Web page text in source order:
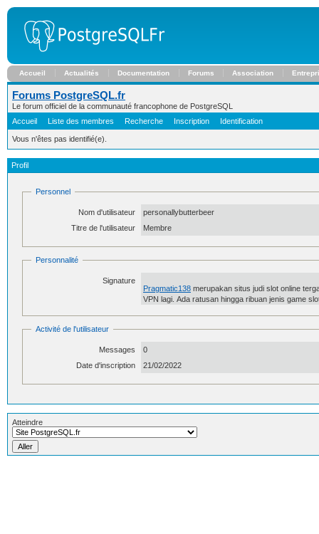
Accueil Actualités Documentation Forums Association
Forums PostgreSQL.fr
Le forum officiel de la communauté francophone de PostgreSQL
Accueil
Liste des membres Recherche Inscription Identification
Vous n'êtes pas identifié(e).
Profil
Personnel
Nom d'utilisateur
personallybutterbeer
Titre de l'utilisateur
Membre
Personnalité
Signature
Pragmatic138 merupakan situs judi slot online
VPN lagi. Ada ratusan hingga ribuan jenis game
Activité de l'utilisateur
Messages
0
Date d'inscription
21/02/2022
Atteindre